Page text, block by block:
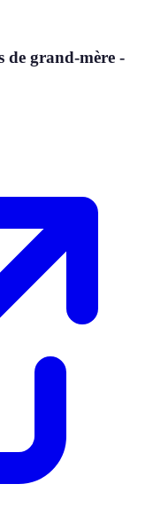
de grand-mère -